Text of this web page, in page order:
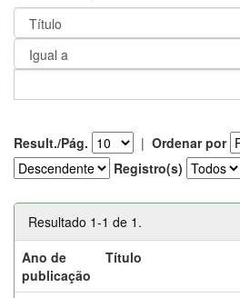
Result./Pág. | Ordenar por
Registro(s)
Resultado 1-1 de 1.
Ano de
publicação
Título